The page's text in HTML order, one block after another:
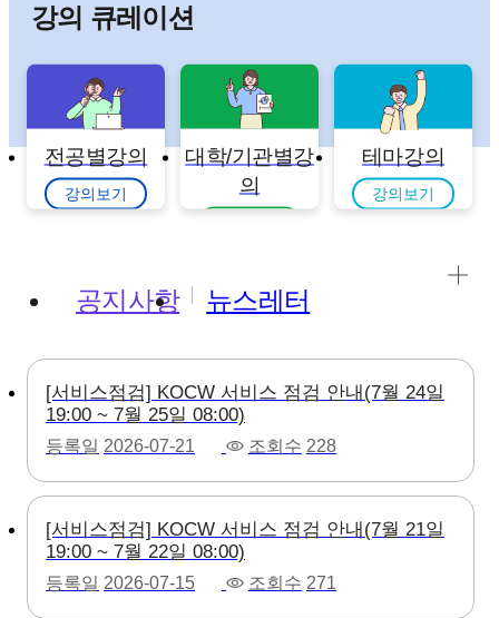
강의 큐레이션
전공별강의
강의보기
대학/기관별강
의
테마강의
강의보기
공지사항 뉴스레터
[서비스점검] KOCW 서비스 점검 안내(7월 24일
19:00 ~ 7월 25일 08:00)
등록일 2026-07-21 조회수 228
[서비스점검] KOCW 서비스 점검 안내(7월 21일
19:00 ~ 7월 22일 08:00)
등록일 2026-07-15 조회수 271